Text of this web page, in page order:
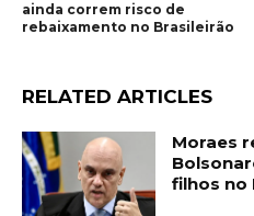
ainda correm risco de
rebaixamento no Brasileirão
RELATED ARTICLES
Moraes
filhos no